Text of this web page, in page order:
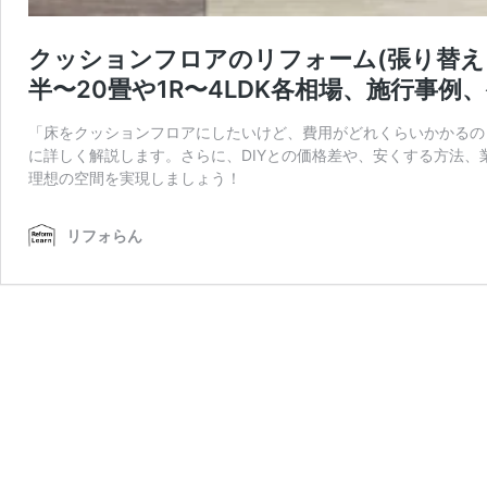
クッションフロアのリフォーム(張り替
半〜20畳や1R〜4LDK各相場、施行事例
「床をクッションフロアにしたいけど、費用がどれくらいかか
に詳しく解説します。さらに、DIYとの価格差や、安くする方法
理想の空間を実現しましょう！
リフォらん